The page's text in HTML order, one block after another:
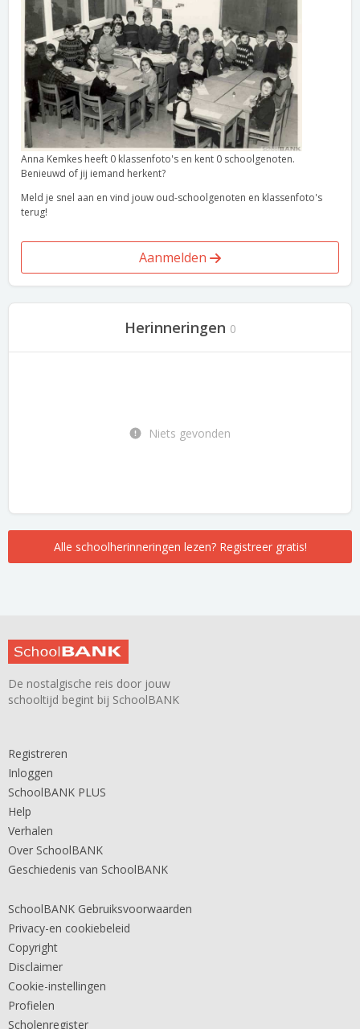
Anna Kemkes heeft 0 klassenfoto's en kent 0 schoolgenoten.
Benieuwd of jij iemand herkent?
Meld je snel aan en vind jouw oud-schoolgenoten en klassenfoto's
terug!
Aanmelden
Herinneringen 0
Niets gevonden
Alle schoolherinneringen lezen? Registreer gratis!
De nostalgische reis door jouw
schooltijd begint bij SchoolBANK
Registreren
Inloggen
SchoolBANK PLUS
Help
Verhalen
Over SchoolBANK
Geschiedenis van SchoolBANK
SchoolBANK Gebruiksvoorwaarden
Privacy-en cookiebeleid
Copyright
Disclaimer
Cookie-instellingen
Profielen
Scholenregister